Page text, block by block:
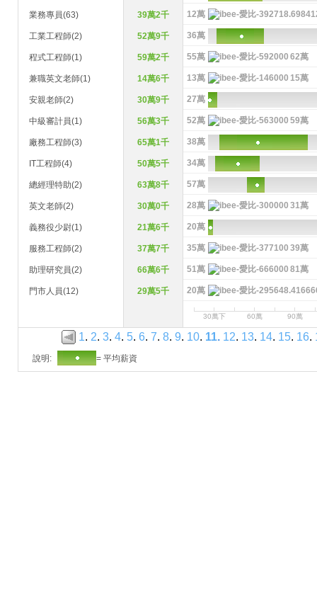
業務專員(63) 39萬2千 12萬
工業工程師(2) 52萬9千 36萬
程式工程師(1) 59萬2千 55萬 62萬
兼職英文老師(1) 14萬6千 13萬 15萬
安親老師(2) 30萬9千 27萬
中級審計員(1) 56萬3千 52萬 59萬
廠務工程師(3) 65萬1千 38萬
IT工程師(4) 50萬5千 34萬
總經理特助(2) 63萬8千 57萬
英文老師(2) 30萬0千 28萬 31萬
義務役少尉(1) 21萬6千 20萬
服務工程師(2) 37萬7千 35萬 39萬
助理研究員(2) 66萬6千 51萬 81萬
門市人員(12) 29萬5千 20萬
30萬下 60萬 90萬
1. 2. 3. 4. 5. 6. 7. 8. 9. 10. 11. 12. 13. 14. 15. 16.
說明: = 平均薪資